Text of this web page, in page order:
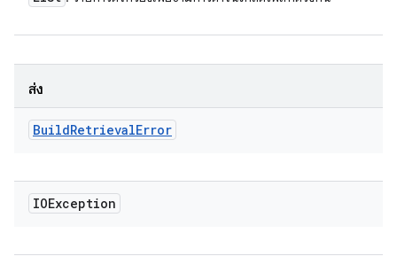
ส่ง
BuildRetrievalError
IOException